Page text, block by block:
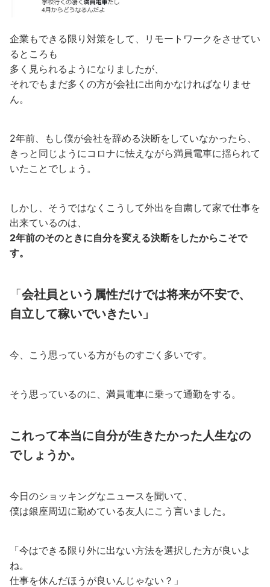
企業もできる限り対策をして、リモートワークをさせてい
るところも
多く見られるようになりましたが、
それでもまだ多くの方が会社に出向かなければなりませ
ん。
2年前、もし僕が会社を辞める決断をしていなかったら、
きっと同じようにコロナに怯えながら満員電車に揺られて
いたことでしょう。
しかし、そうではなくこうして外出を自粛して家で仕事を
出来ているのは、
2年前のそのときに自分を変える決断をしたからこそで
す。
「会社員という属性だけでは将来が不安で、
自立して稼いでいきたい」
今、こう思っている方がものすごく多いです。
そう思っているのに、満員電車に乗って通勤をする。
これって本当に自分が生きたかった人生なの
でしょうか。
今日のショッキングなニュースを聞いて、
僕は銀座周辺に勤めている友人にこう言いました。
「今はできる限り外に出ない方法を選択した方が良いよ
ね。
仕事を休んだほうが良いんじゃない？」